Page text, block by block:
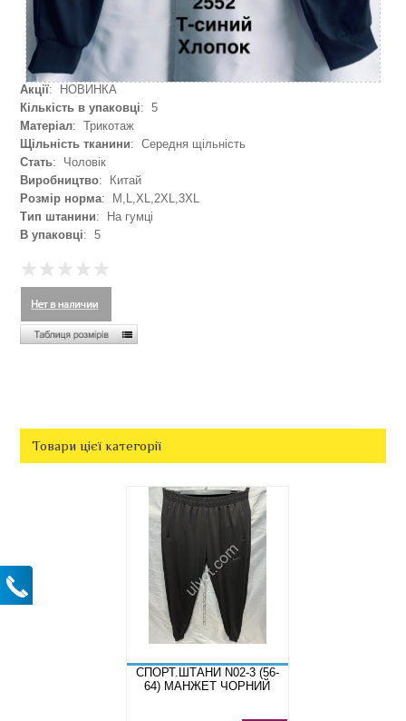
Акції: НОВИНКА
Кількість в упаковці: 5
Матеріал: Трикотаж
Щільність тканини: Середня щільність
Стать: Чоловік
Виробництво: Китай
Розмір норма: M,L,XL,2XL,3XL
Тип штанини: На гумці
В упаковці: 5
Товари цієї категорії
СПОРТ.ШТАНИ N02-3 (56-
64) МАНЖЕТ ЧОРНИЙ